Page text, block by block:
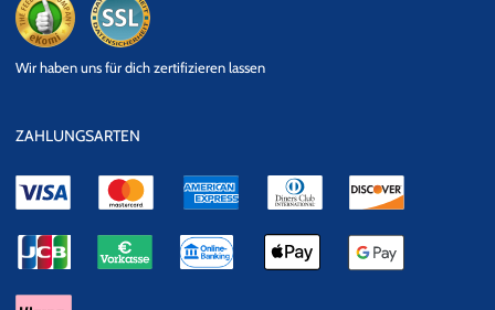
Datensicherheit
Wir haben uns für dich zertifizieren lassen
ZAHLUNGSARTEN